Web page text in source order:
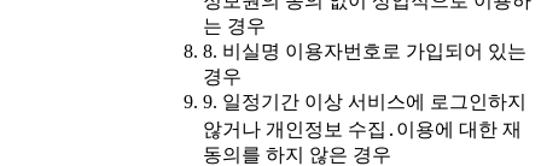
는 경우
8. 비실명 이용자번호로 가입되어 있는
경우
9. 일정기간 이상 서비스에 로그인하지
않거나 개인정보 수집․이용에 대한 재
동의를 하지 않은 경우